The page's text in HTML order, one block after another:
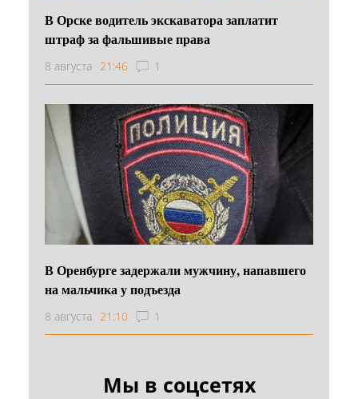
В Орске водитель экскаватора заплатит
штраф за фальшивые права
8 августа 21:46 1
В Оренбурге задержали мужчину, напавшего
на мальчика у подъезда
8 августа 21:10 1
Мы в соцсетях